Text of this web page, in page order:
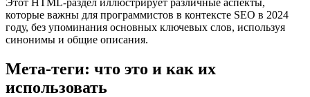
Этот HTML-раздел иллюстрирует различные аспекты,
которые важны для программистов в контексте SEO в 2024
году, без упоминания основных ключевых слов, используя
синонимы и общие описания.
Мета-теги: что это и как их
использовать